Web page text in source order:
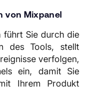
von Mixpanel
führt Sie durch die
des Tools, stellt
verfolgen,
ein, damit Sie
Ihrem Produkt